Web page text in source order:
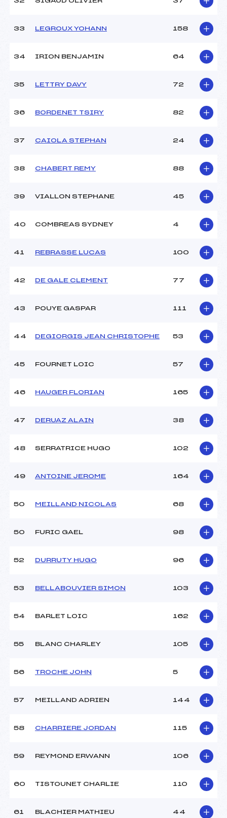
33 LEGROUX YOHANN 158
34 IRION BENJAMIN 64
35 LETTRY DAVY 72
36 BORDENET TSIRY 82
37 CAIOLA STEPHAN 24
38 CHABERT REMY 88
39 VIALLON STEPHANE 45
40 COMBREAS SYDNEY 4
41 REBRASSE LUCAS 100
42 DE GALE CLEMENT 77
43 POUYE GASPAR 111
44 DEGIORGIS JEAN CHRISTOPHE 53
45 FOURNET LOIC 57
46 HAUGER FLORIAN 165
47 DERUAZ ALAIN 38
48 SERRATRICE HUGO 102
49 ANTOINE JEROME 164
50 MEILLAND NICOLAS 68
50 FURIC GAEL 98
52 DURRUTY HUGO 96
53 BELLABOUVIER SIMON 103
54 BARLET LOIC 162
55 BLANC CHARLEY 105
56 TROCHE JOHN 5
57 MEILLAND ADRIEN 144
58 CHARRIERE JORDAN 115
59 REYMOND ERWANN 106
60 TISTOUNET CHARLIE 110
61 BLACHIER MATHIEU 44